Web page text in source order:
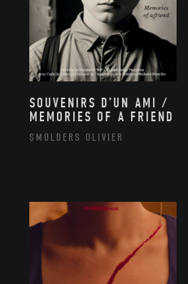
SOUVENIRS D’UN AMI /
MEMORIES OF A FRIEND
SMOLDERS OLIVIER